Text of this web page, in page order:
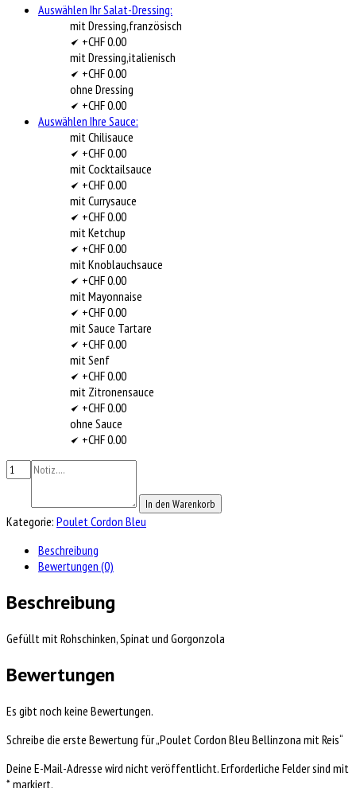
Auswählen Ihr Salat-Dressing:
mit Dressing,französisch
+CHF 0.00
mit Dressing,italienisch
+CHF 0.00
ohne Dressing
+CHF 0.00
Auswählen Ihre Sauce:
mit Chilisauce
+CHF 0.00
mit Cocktailsauce
+CHF 0.00
mit Currysauce
+CHF 0.00
mit Ketchup
+CHF 0.00
mit Knoblauchsauce
+CHF 0.00
mit Mayonnaise
+CHF 0.00
mit Sauce Tartare
+CHF 0.00
mit Senf
+CHF 0.00
mit Zitronensauce
+CHF 0.00
ohne Sauce
+CHF 0.00
In den Warenkorb
Kategorie: Poulet Cordon Bleu
Beschreibung
Bewertungen (0)
Beschreibung
Gefüllt mit Rohschinken, Spinat und Gorgonzola
Bewertungen
Es gibt noch keine Bewertungen.
Schreibe die erste Bewertung für „Poulet Cordon Bleu Bellinzona mit Reis“
Deine E-Mail-Adresse wird nicht veröffentlicht.Erforderliche Felder sind mit
*markiert.